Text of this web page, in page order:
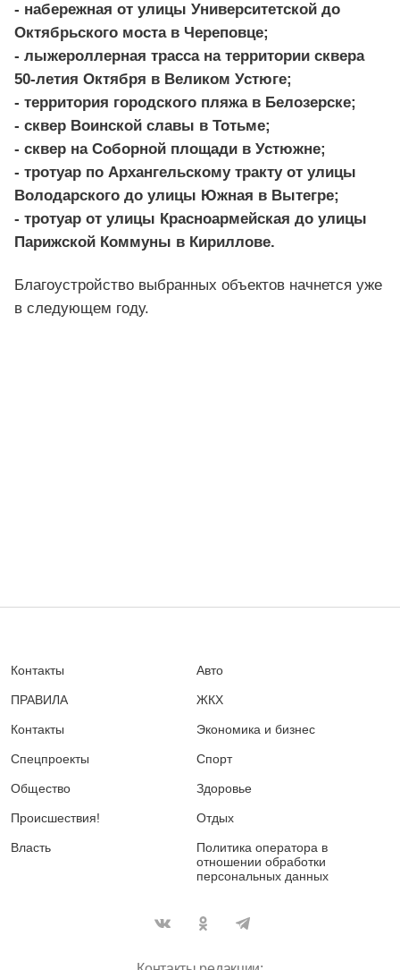
- набережная от улицы Университетской до
Октябрьского моста в Череповце;
- лыжероллерная трасса на территории сквера
50-летия Октября в Великом Устюге;
- территория городского пляжа в Белозерске;
- сквер Воинской славы в Тотьме;
- сквер на Соборной площади в Устюжне;
- тротуар по Архангельскому тракту от улицы
Володарского до улицы Южная в Вытегре;
- тротуар от улицы Красноармейская до улицы
Парижской Коммуны в Кириллове.
Благоустройство выбранных объектов начнется уже
в следующем году.
Контакты
ПРАВИЛА
Контакты
Спецпроекты
Общество
Происшествия!
Власть
Авто
ЖКХ
Экономика и бизнес
Спорт
Здоровье
Отдых
Политика оператора в
отношении обработки
персональных данных